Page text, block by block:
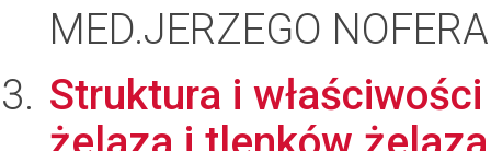
MED.JERZEGO
Struktura i